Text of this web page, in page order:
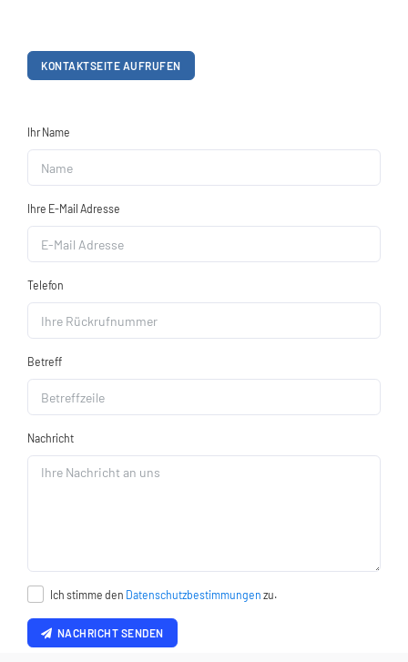
KONTAKTSEITE AUFRUFEN
Ihr Name
Ihre E-Mail Adresse
Telefon
Betreff
Nachricht
Ich stimme den Datenschutzbestimmungen zu.
NACHRICHT SENDEN